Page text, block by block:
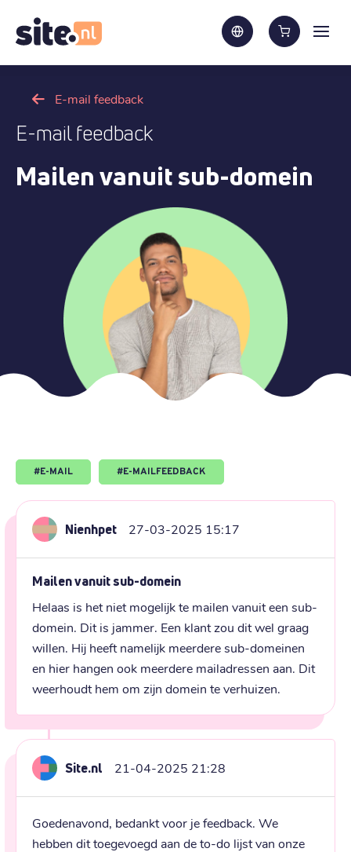
E-mail feedback
E-mail feedback
Mailen vanuit sub-domein
#E-MAIL #E-MAILFEEDBACK
Nienhpet 27-03-2025 15:17
Mailen vanuit sub-domein
Helaas is het niet mogelijk te mailen vanuit een sub-
domein. Dit is jammer. Een klant zou dit wel graag
willen. Hij heeft namelijk meerdere sub-domeinen
en hier hangen ook meerdere mailadressen aan. Dit
weerhoudt hem om zijn domein te verhuizen.
Site.nl 21-04-2025 21:28
Goedenavond, bedankt voor je feedback. We
hebben dit toegevoegd aan de to-do lijst van onze